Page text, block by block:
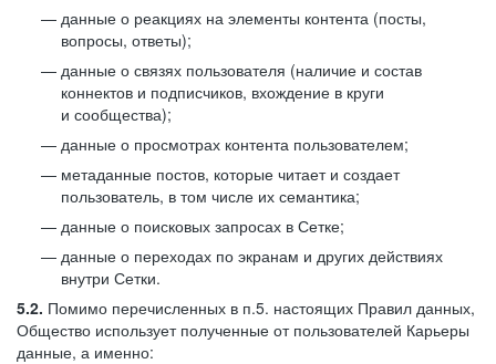
данные о реакциях на элементы контента (посты,
вопросы, ответы);
данные о связях пользователя (наличие и состав
коннектов и подписчиков, вхождение в круги
и сообщества);
данные о просмотрах контента пользователем;
метаданные постов, которые читает и создает
пользователь, в том числе их семантика;
данные о поисковых запросах в Сетке;
данные о переходах по экранам и других действиях
внутри Сетки.
5.2. Помимо перечисленных в п.5. настоящих Правил данных,
Общество использует полученные от пользователей Карьеры
данные, а именно: